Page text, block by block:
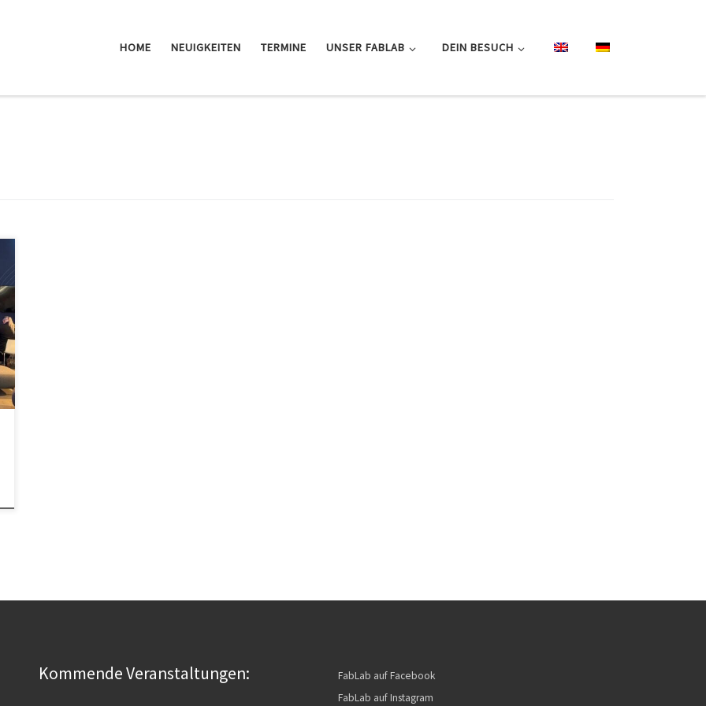
HOME NEUIGKEITEN TERMINE UNSER FABLAB DEIN BESUCH
Kommende Veranstaltungen:
FabLab auf Facebook
FabLab auf Instagram